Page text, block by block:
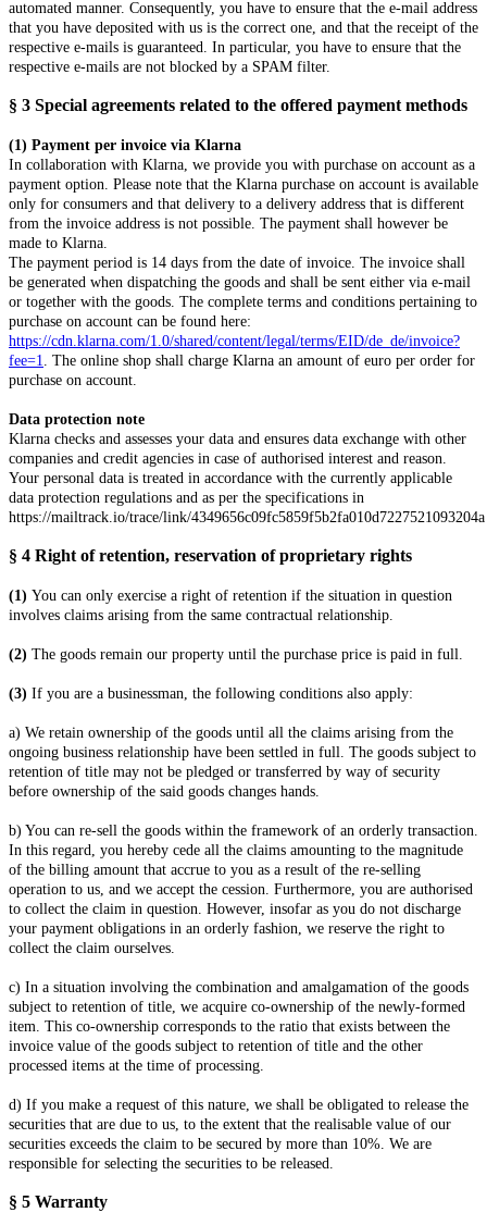
automated manner. Consequently, you have to ensure that the e-mail address
that you have deposited with us is the correct one, and that the receipt of the
respective e-mails is guaranteed. In particular, you have to ensure that the
respective e-mails are not blocked by a SPAM filter.
§ 3 Special agreements related to the offered payment methods
(1) Payment per invoice via Klarna
In collaboration with Klarna, we provide you with purchase on account as a
payment option. Please note that the Klarna purchase on account is available
only for consumers and that delivery to a delivery address that is different
from the invoice address is not possible. The payment shall however be
made to Klarna.
The payment period is 14 days from the date of invoice. The invoice shall
be generated when dispatching the goods and shall be sent either via e-mail
or together with the goods. The complete terms and conditions pertaining to
purchase on account can be found here:
https://cdn.klarna.com/1.0/shared/content/legal/terms/EID/de_de/invoice?
fee=1
. The online shop shall charge Klarna an amount of euro per order for
purchase on account.
Data protection note
Klarna checks and assesses your data and ensures data exchange with other
companies and credit agencies in case of authorised interest and reason.
Your personal data is treated in accordance with the currently applicable
data protection regulations and as per the specifications in
https://mailtrack.io/trace/link/4349656c09fc5859f5b2fa010d7227521093204a
§ 4 Right of retention, reservation of proprietary rights
(1) You can only exercise a right of retention if the situation in question
involves claims arising from the same contractual relationship.
(2) The goods remain our property until the purchase price is paid in full.
(3) If you are a businessman, the following conditions also apply:
a) We retain ownership of the goods until all the claims arising from the
ongoing business relationship have been settled in full. The goods subject to
retention of title may not be pledged or transferred by way of security
before ownership of the said goods changes hands.
b) You can re-sell the goods within the framework of an orderly transaction.
In this regard, you hereby cede all the claims amounting to the magnitude
of the billing amount that accrue to you as a result of the re-selling
operation to us, and we accept the cession. Furthermore, you are authorised
to collect the claim in question. However, insofar as you do not discharge
your payment obligations in an orderly fashion, we reserve the right to
collect the claim ourselves.
c) In a situation involving the combination and amalgamation of the goods
subject to retention of title, we acquire co-ownership of the newly-formed
item. This co-ownership corresponds to the ratio that exists between the
invoice value of the goods subject to retention of title and the other
processed items at the time of processing.
d) If you make a request of this nature, we shall be obligated to release the
securities that are due to us, to the extent that the realisable value of our
securities exceeds the claim to be secured by more than 10%. We are
responsible for selecting the securities to be released.
§ 5 Warranty